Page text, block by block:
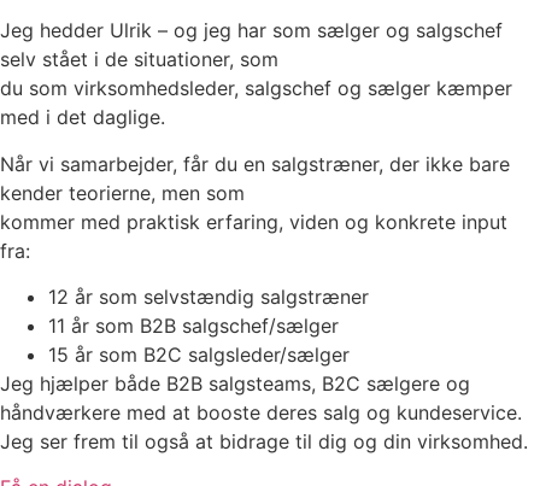
Jeg hedder Ulrik – og jeg har som sælger og salgschef
selv stået i de situationer, som
du som virksomhedsleder, salgschef og sælger kæmper
med i det daglige.
Når vi samarbejder, får du en salgstræner, der ikke bare
kender teorierne, men som
kommer med praktisk erfaring, viden og konkrete input
fra:
12 år som selvstændig salgstræner
11 år som B2B salgschef/sælger
15 år som B2C salgsleder/sælger
Jeg hjælper både B2B salgsteams, B2C sælgere og
håndværkere med at booste deres salg og kundeservice.
Jeg ser frem til også at bidrage til dig og din virksomhed.